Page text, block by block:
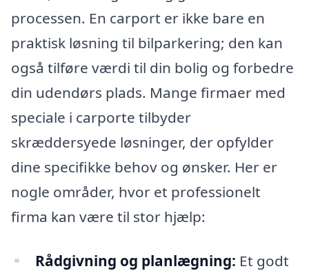
processen. En carport er ikke bare en
praktisk løsning til bilparkering; den kan
også tilføre værdi til din bolig og forbedre
din udendørs plads. Mange firmaer med
speciale i carporte tilbyder
skræddersyede løsninger, der opfylder
dine specifikke behov og ønsker. Her er
nogle områder, hvor et professionelt
firma kan være til stor hjælp:
Rådgivning og planlægning: Et godt